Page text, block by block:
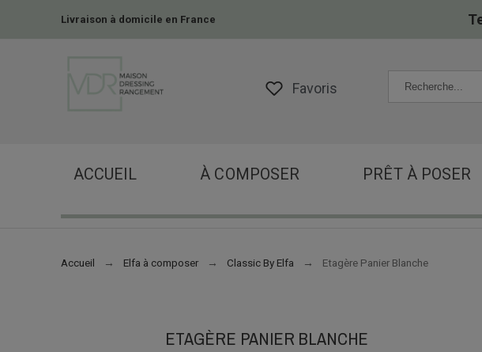
Livraison à domicile en France
Favoris
ACCUEIL À COMPOSER PRÊT À POSER
Accueil Elfa à composer Classic By Elfa Etagère Panier Blanche
ETAGÈRE PANIER BLANCHE